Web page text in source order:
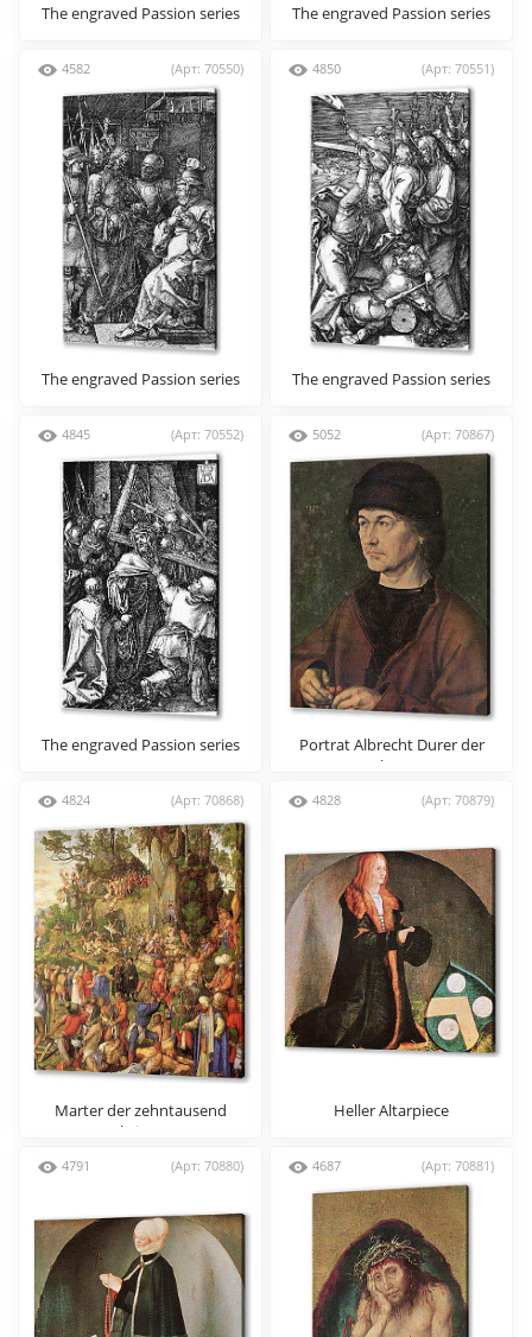
The engraved Passion series The engraved Passion series
4582 (Арт: 70550)
The engraved Passion series
4850 (Арт: 70551)
The engraved Passion series
4845 (Арт: 70552)
The engraved Passion series
5052 (Арт: 70867)
Portrat Albrecht Durer der
Altere
4824 (Арт: 70868)
Marter der zehntausend
Christen
4828 (Арт: 70879)
Heller Altarpiece
4791 (Арт: 70880) 4687 (Арт: 70881)